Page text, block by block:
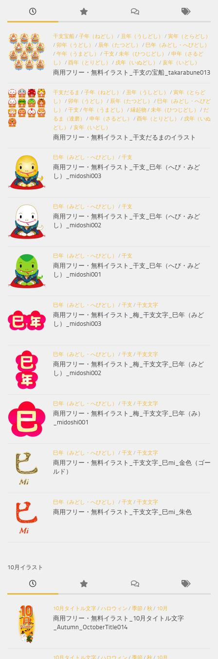
干支宝船/ 子年（ねどし） / 丑年（うしどし） / 寅年（とらどし）
/ 卯年（うどし） / 辰年（たつどし） / 巳年（みどし・へびどし）
/ 午年（うまどし） / 干支 / 未年（ひつじどし） / 申年（さるど
し）
/ 酉年（とりどし） / 戌年（いぬどし） / 亥年（いどし）
商用フリー・無料イラスト_干支の宝船_takarabune013
干支だるま / 子年（ねどし） / 丑年（うしどし） / 寅年（とらど
し）
/ 卯年（うどし） / 辰年（たつどし） / 巳年（みどし・へびど
し）
/ 干支 / 午年（うまどし） / 縁起物/ 未年（ひつじどし） / だ
るま（達磨）
/ 申年（さるどし） / 酉年（とりどし） / 戌年（いぬ
どし）
/ 亥年（いどし）
商用フリー・無料イラスト_干支だるまのイラスト
巳年（みどし・へびどし） / 干支
商用フリー・無料イラスト_干支_巳年（へび・みど
し）_midoshi003
巳年（みどし・へびどし） / 干支
商用フリー・無料イラスト_干支_巳年（へび・みど
し）_midoshi002
巳年（みどし・へびどし） / 干支
商用フリー・無料イラスト_干支_巳年（へび・みど
し）_midoshi001
巳年（みどし・へびどし） / 干支 / 干支文字
商用フリー・無料イラスト_梅_干支文字_巳年（みど
し）_midoshi003
巳年（みどし・へびどし） / 干支 / 干支文字
商用フリー・無料イラスト_梅_干支文字_巳年（みど
し）_midoshi002
巳年（みどし・へびどし） / 干支 / 干支文字
商用フリー・無料イラスト_梅_干支文字_巳年（み）
_midoshi001
巳年（みどし・へびどし） / 干支 / 干支文字
商用フリー・無料イラスト_干支文字_巳mi_金色（ゴー
ルド）
巳年（みどし・へびどし） / 干支 / 干支文字
商用フリー・無料イラスト_干支文字_巳mi_朱色
10月イラスト
10月タイトル文字/ ハロウィン / 季節/ 秋 / 10月
商用フリー・無料イラスト_10月タイトル文字
_Autumn_OctoberTitle014